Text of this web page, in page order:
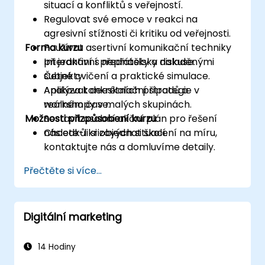
situací a konfliktů s veřejností.
Regulovat své emoce v reakci na
agresivní stížnosti či kritiku od veřejnosti.
Používat asertivní komunikační techniky
při jednání s nepřátelsky naladěnými
subjekty.
Aplikovat deeskalační strategie v
reálném čase.
Sestavit osobní akční plán pro řešení
následků krizových situací.
Forma kurzu
Interaktivní přednášky a diskuse.
Četné cvičení a praktické simulace.
Analýza konkrétních případů a
workshopy v malých skupinách.
Možnosti přizpůsobení kurzu
Chcete-li si objednat školení na míru,
kontaktujte nás a domluvíme detaily.
Přečtěte si více...
Digitální marketing
14 Hodiny